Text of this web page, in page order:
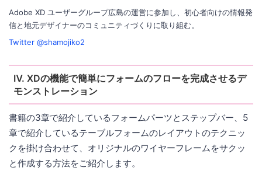
Adobe XD ユーザーグループ広島の運営に参加し、初心者向けの情報発
信と地元デザイナーのコミュニティづくりに取り組む。
Twitter @shamojiko2
Ⅳ. XDの機能で簡単にフォームのフローを完成させるデ
モンストレーション
書籍の3章で紹介しているフォームパーツとステップバー、5
章で紹介しているテーブルフォームのレイアウトのテクニッ
クを掛け合わせて、オリジナルのワイヤーフレームをサクッ
と作成する方法をご紹介します。